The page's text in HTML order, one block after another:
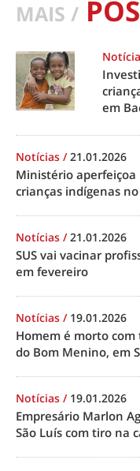
MAIS /
em
Notícias /21.01.2026
Ministério
crianças indígenas
Notícias /21.01.2026
SUS vai vacinar
em fevereiro
Notícias / 19.01.2026
Homem é morto
do Bom Menino, em
Notícias / 19.01.2026
Empresário Marlon
São Luís com tiro na